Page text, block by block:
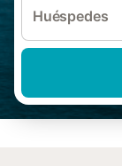
Huéspedes